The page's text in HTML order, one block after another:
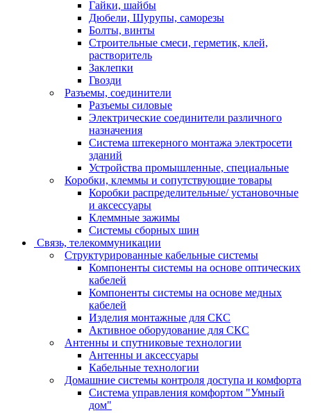
Гайки, шайбы
Дюбели, Шурупы, саморезы
Болты, винты
Строительные смеси, герметик, клей,
растворитель
Заклепки
Гвозди
Разъемы, соединители
Разъемы силовые
Электрические соединители различного
назначения
Система штекерного монтажа электросети
зданий
Устройства промышленные, специальные
Коробки, клеммы и сопутствующие товары
Коробки распределительные/ установочные
и аксессуары
Клеммные зажимы
Системы сборных шин
Связь, телекоммуникации
Структурированные кабельные системы
Компоненты системы на основе оптических
кабелей
Компоненты системы на основе медных
кабелей
Изделия монтажные для СКС
Активное оборудование для СКС
Антенны и спутниковые технологии
Антенны и аксессуары
Кабельные технологии
Домашние системы контроля доступа и комфорта
Система управления комфортом "Умный
дом"